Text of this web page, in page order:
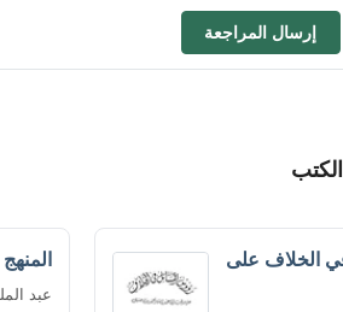
إرسال المراجعة
الخلاف على
عبد